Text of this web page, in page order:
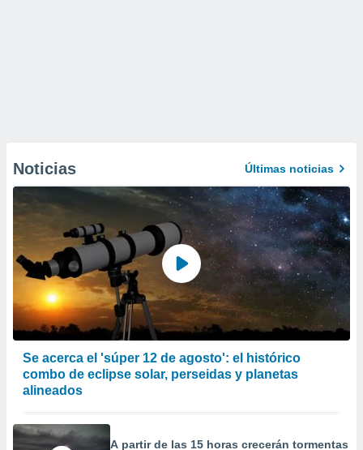
Noticias Últimas noticias
Se acerca el 'súper 12 de agosto': el histórico
combo de eclipse solar, perseidas y planetas
alineados
A partir de las 15 horas crecerán tormentas